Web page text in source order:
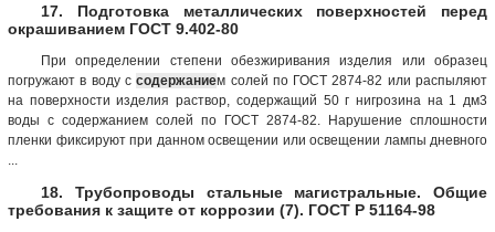
17. Подготовка металлических поверхностей перед
окрашиванием ГОСТ 9.402-80
При определении степени обезжиривания изделия или образец
погружают в воду ссодержанием солей по ГОСТ 2874-82 или распыляют
на поверхности изделия раствор, содержащий 50 г нигрозина на 1 дм3
воды с содержанием солей по ГОСТ 2874-82. Нарушение сплошности
пленки фиксируют при данном освещении или освещении лампы дневного
18. Трубопроводы стальные магистральные. Общие
требования к защите от коррозии (7). ГОСТ Р 51164-98